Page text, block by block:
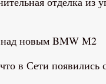
в Сети